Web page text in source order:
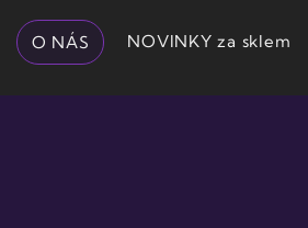
O NÁS NOVINKY za sklem